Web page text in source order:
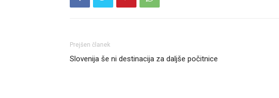
Prejšen članek
Slovenija še ni destinacija za daljše počitnice